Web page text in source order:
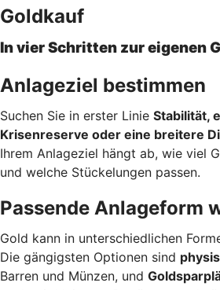
Goldkauf
In vier Schritten zur eigenen
Anlageziel bestimmen
Suchen Sie in erster Linie Stabilität,
Krisenreserve oder eine breitere
Ihrem Anlageziel hängt ab, wie viel
und welche Stückelungen passen.
Passende Anlageform
Gold kann in unterschiedlichen
Die gängigsten Optionen sind
Barren und Münzen, und